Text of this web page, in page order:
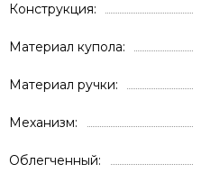
Конструкция
Материал купола
Материал ручки
Механизм
Облегченный